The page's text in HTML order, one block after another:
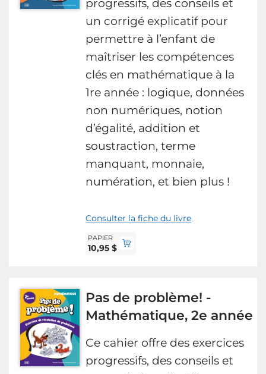
progressifs, des conseils et
un corrigé explicatif pour
permettre à l’enfant de
maîtriser les compétences
clés en mathématique à la
1re année : logique, données
non numériques, notion
d’égalité, addition et
soustraction, terme
manquant, monnaie,
numération, et bien plus !
Consulter la fiche du livre
PAPIER
10,95 $
Pas de problème! -
Mathématique, 2e année
Ce cahier offre des exercices
progressifs, des conseils et